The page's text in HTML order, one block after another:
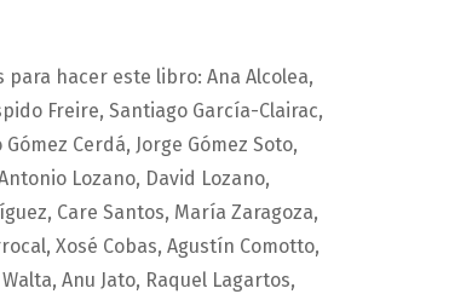
hacer este libro: Ana Alcolea,
Freire, Santiago García-Clairac,
Cerdá, Jorge Gómez Soto,
Lozano, David Lozano,
Care Santos, María Zaragoza,
Xosé Cobas, Agustín Comotto,
Anu Jato, Raquel Lagartos,